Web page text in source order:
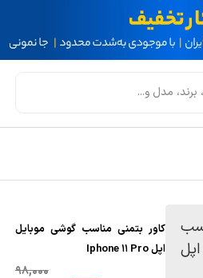
کاور بتمنی مناسب گوشی موبایل
اپل Iphone 11 Pro
98,000